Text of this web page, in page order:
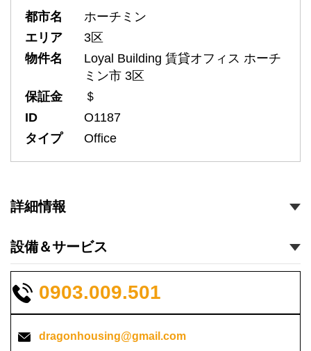
都市名
ホーチミン
エリア
3区
物件名
Loyal Building 賃貸オフィス ホーチ
ミン市 3区
保証金
＄
ID
O1187
タイプ
Office
詳細情報
設備＆サービス
0903.009.501
dragonhousing@gmail.com